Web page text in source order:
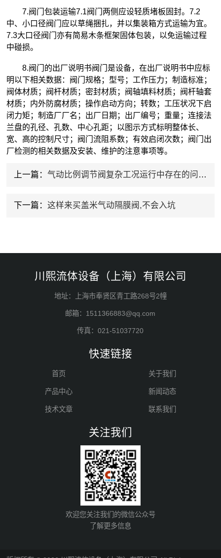
7.阀门包装运输7.1阀门两侧应设轻质堵板固封。7.2
中、小口径阀门应以草绳捆扎，并以集装箱方式运输为宜。
7.3大口径阀门亦有简易木条框架固体包装，以免运输过程
中碰损。
8.阀门的出厂说明书阀门是设备，在出厂说明书中应标
明以下相关数据：阀门规格；型号；工作压力；制造标准；
阀体材质；阀杆材质；密封材质；阀轴填料材质；阀杆轴套
材质；内外防腐材质；操作启动方向；转数；工压状况下启
闭力矩；制造厂厂名；出厂日期；出厂编号；重量；连接法
兰盘的孔径、孔数、中心孔距；以图示方式标明整体长、
宽、高的控制尺寸；阀门流阻系数；有效启闭次数；阀门出
厂检测的相关数据及安装、维护的注意事项等。
上一篇： 气动比例调节阀复杂工况运行中存在的问题浅析
下一篇： 这样来买盖米气动隔膜阀,不会入坑
川熙流体设备（上海）有限公司
地址：上海市奉贤区青工路268号2幢
邮箱：1511366883@qq.com
传真：021-51037720
快速链接
首页 关于我们
产品中心 新闻动态
技术文章 联系我们
关注我们
欢迎您关注我们的微信公众号
了解更多信息